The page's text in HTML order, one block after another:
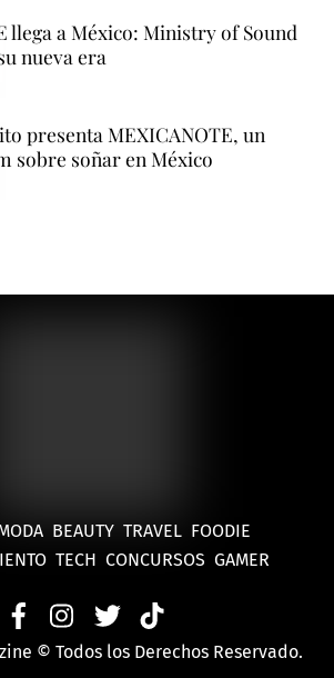
llega a México: Ministry of Sound
nueva era
presenta MEXICANOTE, un
sobre soñar en México
BEAUTY TRAVEL FOODIE
TECH CONCURSOS GAMER
© Todos los Derechos Reservado.